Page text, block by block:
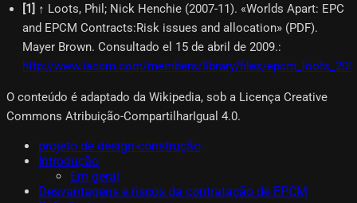
[1] ↑ Loots, Phil; Nick Henchie (2007-11). «Worlds Apart: EPC
and EPCM Contracts:Risk issues and allocation» (PDF).
Mayer Brown. Consultado el 15 de abril de 2009.:
http://www.iaccm.com/members/library/files/
O conteúdo é adaptado da Wikipedia, sob a Licença Creative
Commons Atribuição-CompartilharIgual 4.0.
projeto de design-construção
Introdução
Em geral
Desvantagens e riscos da contratação de EPCM